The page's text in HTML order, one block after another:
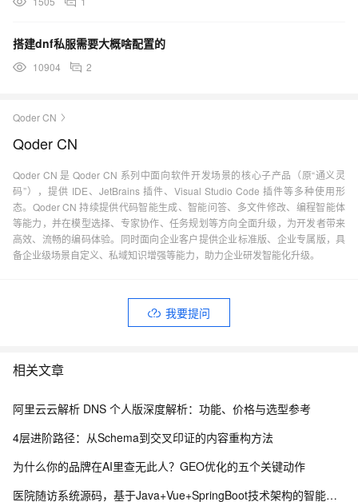
搭建dnf私服需要大概啥配置的
10904 2
Qoder CN
Qoder CN
Qoder CN 是 Qoder CN 系列中面向软件开发场景的核心子产品（原“通义灵
码”），提供 IDE、JetBrains 插件、Visual Studio Code 插件等多种使用形
态。Qoder CN 持续提供代码智能生成、智能问答、多文件修改、编程智能体
等能力，并在模型选择、专家协作、任务规划等方向全面升级，为开发者带来
高效、流畅的编码体验。同时面向企业客户提供企业标准版、企业专属版，具
备企业级场景自定义、私域知识增强等能力，助力企业研发智能化升级。
我要提问
相关文章
阿里云云解析 DNS 个人版深度解析：功能、价格与选型参考
4层进阶路径：从Schema到交叉印证的内容重构方法
为什么你的品牌在AI里查无此人？GEO优化的五个关键动作
医院随访系统源码，基于Java+Vue+SpringBoot技术架构的智能化管理平台